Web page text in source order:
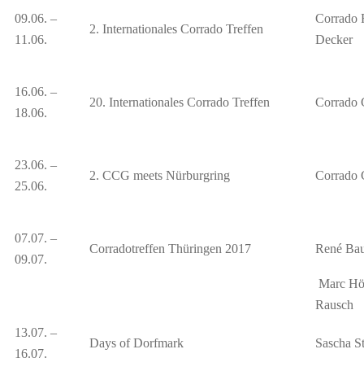
09.06. –
11.06.
2. Internationales Corrado Treffen
Corrado
Decker
16.06. –
18.06.
20. Internationales Corrado Treffen Corrado
23.06. –
25.06.
2. CCG meets Nürburgring Corrado
07.07. –
09.07.
Corradotreffen Thüringen 2017 René
Marc
Rausch
13.07. –
16.07.
Days of Dorfmark Sascha